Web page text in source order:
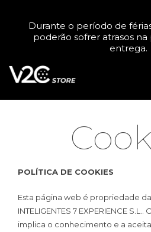
contentDurante o período de
poderão sofrer atrasos
entrega.
POLÍTICA DE COOKIES
Esta página web é propriedade da
INTELIGENTES 7 EXPERIENCE
implica o conhecimento e a